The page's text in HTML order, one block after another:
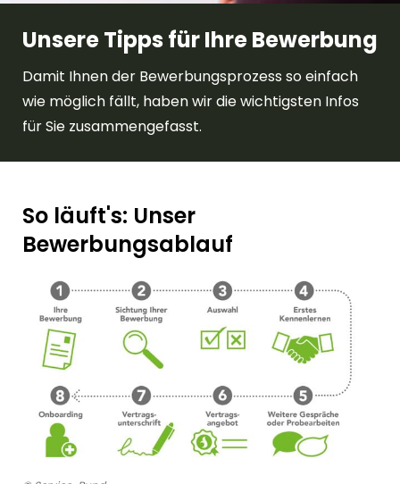
Unsere Tipps für Ihre Bewerbung
Damit Ihnen der Bewerbungsprozess so einfach
wie möglich fällt, haben wir die wichtigsten Infos
für Sie zusammengefasst.
So läuft's: Unser
Bewerbungsablauf